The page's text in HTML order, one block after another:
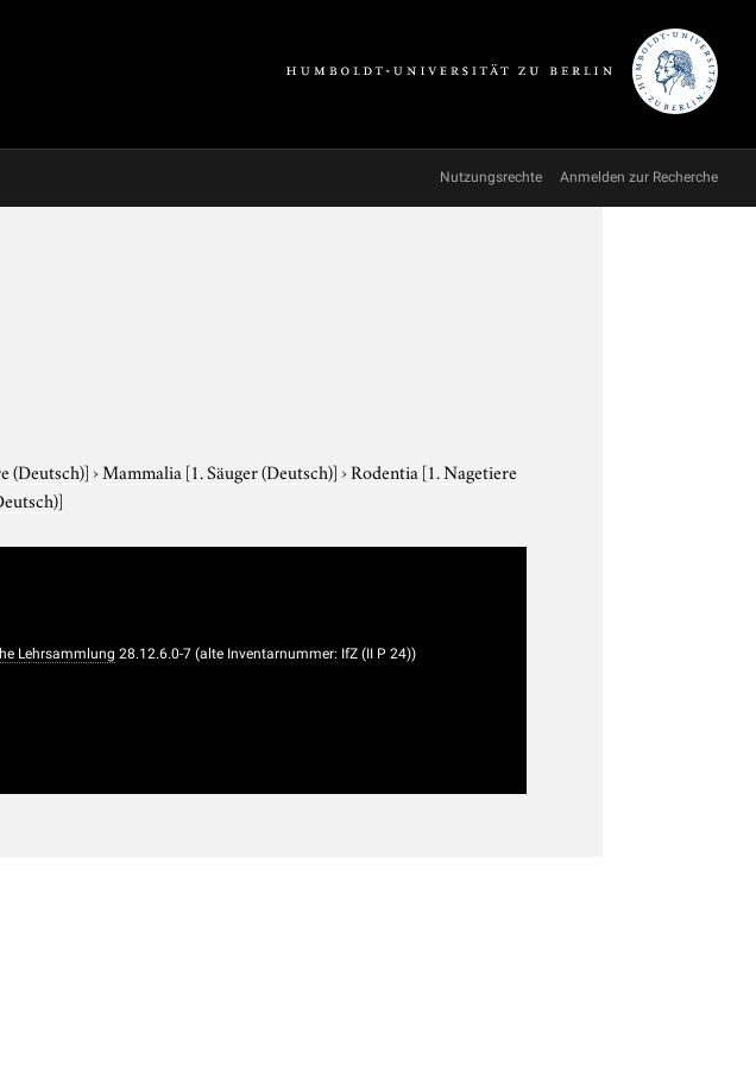
Nutzungsrechte Anmelden zur Recherche
(Deutsch)]›Mammalia [1. Säuger (Deutsch)]›Rodentia [1. Nagetiere
Lehrsammlung 28.12.6.0-7 (alte Inventarnummer: IfZ (II P 24))